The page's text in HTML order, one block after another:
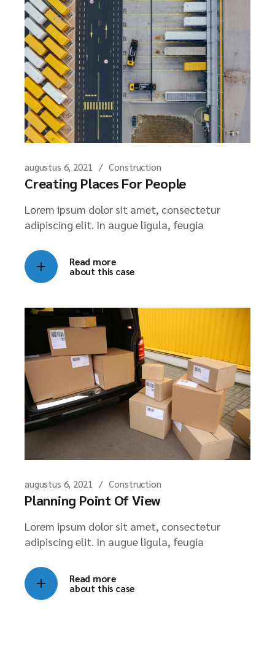
augustus 6, 2021 Construction
Creating Places For People
Lorem ipsum dolor sit amet, consectetur
adipiscing elit. In augue ligula, feugia
Read more
about this case
augustus 6, 2021 Construction
Planning Point Of View
Lorem ipsum dolor sit amet, consectetur
adipiscing elit. In augue ligula, feugia
Read more
about this case